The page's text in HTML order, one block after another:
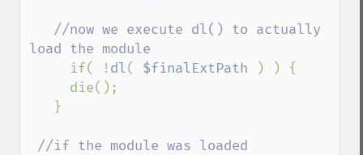
//now we execute dl() to actually
load the module
if( ! dl( $finalExtPath
) ) {
//if the module was loaded